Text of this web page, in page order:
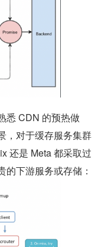
悉 CDN 的预热做
，对于缓存服务集群
还是 Meta 都采取过
下游服务或存储：